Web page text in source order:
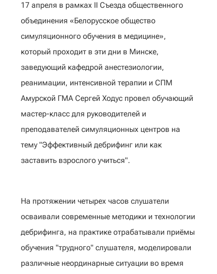
17 апреля в рамках II Съезда общественного
объединения «Белорусское общество
симуляционного обучения в медицине»,
который проходит в эти дни в Минске,
заведующий кафедрой анестезиологии,
реанимации, интенсивной терапии и СПМ
Амурской ГМА Сергей Ходус провел обучающий
мастер-класс для руководителей и
преподавателей симуляционных центров на
тему "Эффективный дебрифинг или как
заставить взрослого учиться".
На протяжении четырех часов слушатели
осваивали современные методики и технологии
дебрифинга, на практике отрабатывали приёмы
обучения "трудного" слушателя, моделировали
различные неординарные ситуации во время